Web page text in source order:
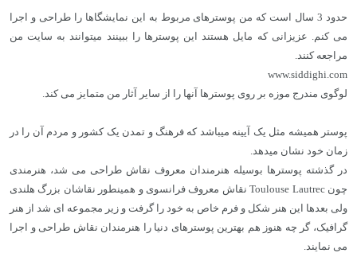
حدود 3 سال است که من پوسترهای مربوط به این نمایشگاها را طراحی و اجرا
می کنم. عزیزانی که مایل هستند این پوسترها را ببینند میتوانند به سایت من
مراجعه کنند.
www.siddighi.com
لوگوی مندرج موزه بر روی پوسترها آنها را از سایر آثار من متمایز می کند.
پوستر همیشه مثل یک آیینه میباشد که فرهنگ و تمدن یک کشور و مردم آن را در
زمان خود نشان میدهد.
در گذشته پوسترها بوسیله هنرمندان معروف نقاش طراحی می شد، هنرمندی
چونToulouse Lautrecنقاش معروف فرانسوی و همینطور نقاشان بزرگ هلندی
ولی بعدها این هنر شکل و فرم خاص به خود را گرفت و زیر مجموعه ای شد از هنر
گرافیک، گر چه هنوز هم بهترین پوسترهای دنیا را هنرمندان نقاش طراحی و اجرا
می نمایند.